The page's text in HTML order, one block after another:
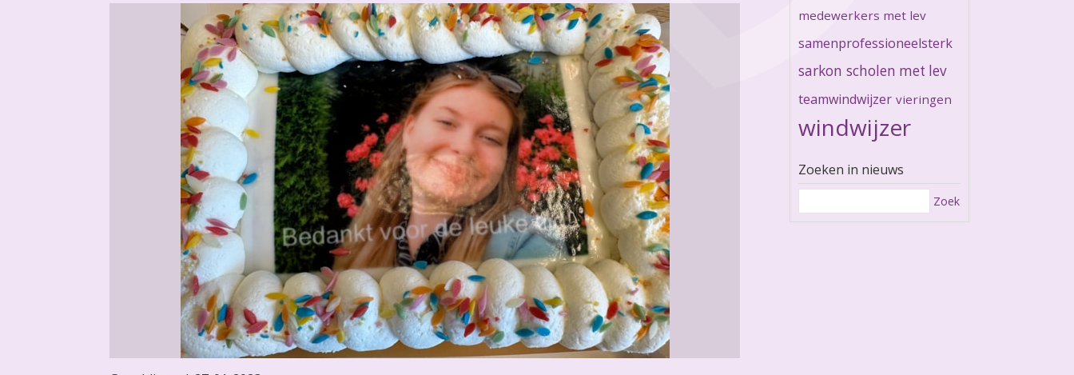
medewerkers met lev
samenprofessioneelsterk
sarkon scholen met lev
teamwindwijzer vieringen
windwijzer
Zoeken in nieuws
Zoek